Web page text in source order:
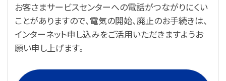
お客さまサービスセンターへの電話がつながりにくい
ことがありますので、電気の開始、廃止のお手続きは、
インターネット申し込みをご活用いただきますようお
願い申し上げます。